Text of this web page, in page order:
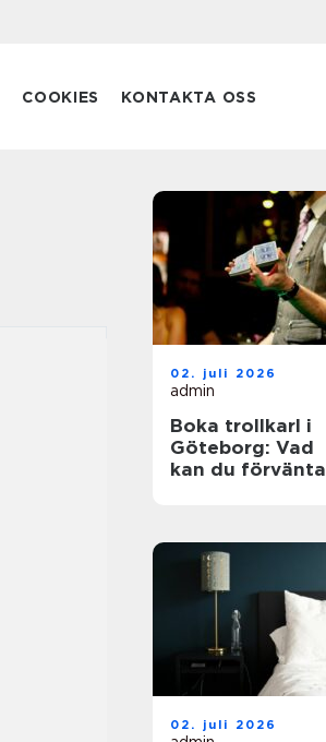
COOKIES KONTAKTA OSS
02. juli 2026
admin
Boka trollkarl i
Göteborg: Vad
kan du förvänta
02. juli 2026